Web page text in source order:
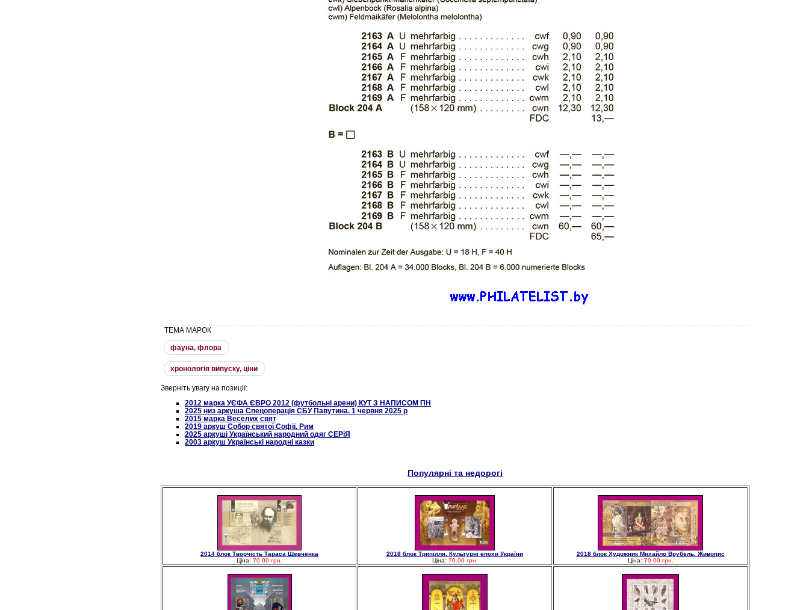
ТЕМА МАРОК
фауна, флора
хронологiя випуску, цiни
Зверніть увагу на позиції:
2012 марка УЄФА ЄВРО 2012 (футбольні арени) КУТ З НАПИСОМ ПН
2025 низ аркуша Спецоперація СБУ Павутина. 1 червня 2025 р
2015 марка Веселих свят
2019 аркуш Собор святої Софії. Рим
2025 аркуші Український народний одяг СЕРіЯ
2003 аркуш Українські народні казки
Популярні та недорогі
2014 блок Творчість Тараса Шевченка
Ціна: 70.00 грн.
2018 блок Трипілля. Культурні епохи України
Ціна: 70.00 грн.
2018 блок Художник Михайло Врубель. Живопис
Ціна: 70.00 грн.